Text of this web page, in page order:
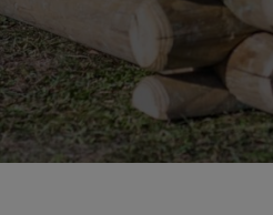
bac à sable.
sur vos enfants (près d’un
possible dans votre jardin,